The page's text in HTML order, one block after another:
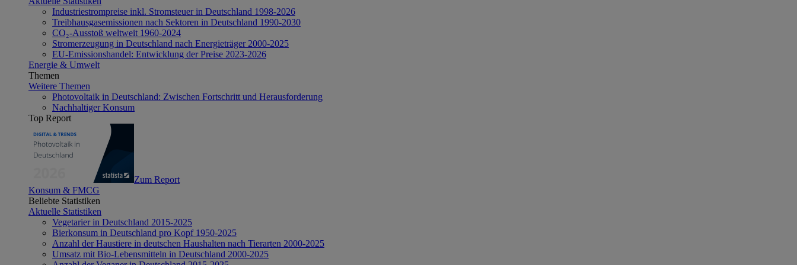
Industriestrompreise inkl. Stromsteuer in Deutschland 1998-2026
Treibhausgasemissionen nach Sektoren in Deutschland 1990-2030
CO₂-Ausstoß weltweit 1960-2024
Stromerzeugung in Deutschland nach Energieträger 2000-2025
EU-Emissionshandel: Entwicklung der Preise 2023-2026
Energie & Umwelt
Themen
Weitere Themen
Photovoltaik in Deutschland: Zwischen Fortschritt und Herausforderung
Nachhaltiger Konsum
Top Report
Zum Report
Konsum & FMCG
Beliebte Statistiken
Aktuelle Statistiken
Vegetarier in Deutschland 2015-2025
Bierkonsum in Deutschland pro Kopf 1950-2025
Anzahl der Haustiere in deutschen Haushalten nach Tierarten 2000-2025
Umsatz mit Bio-Lebensmitteln in Deutschland 2000-2025